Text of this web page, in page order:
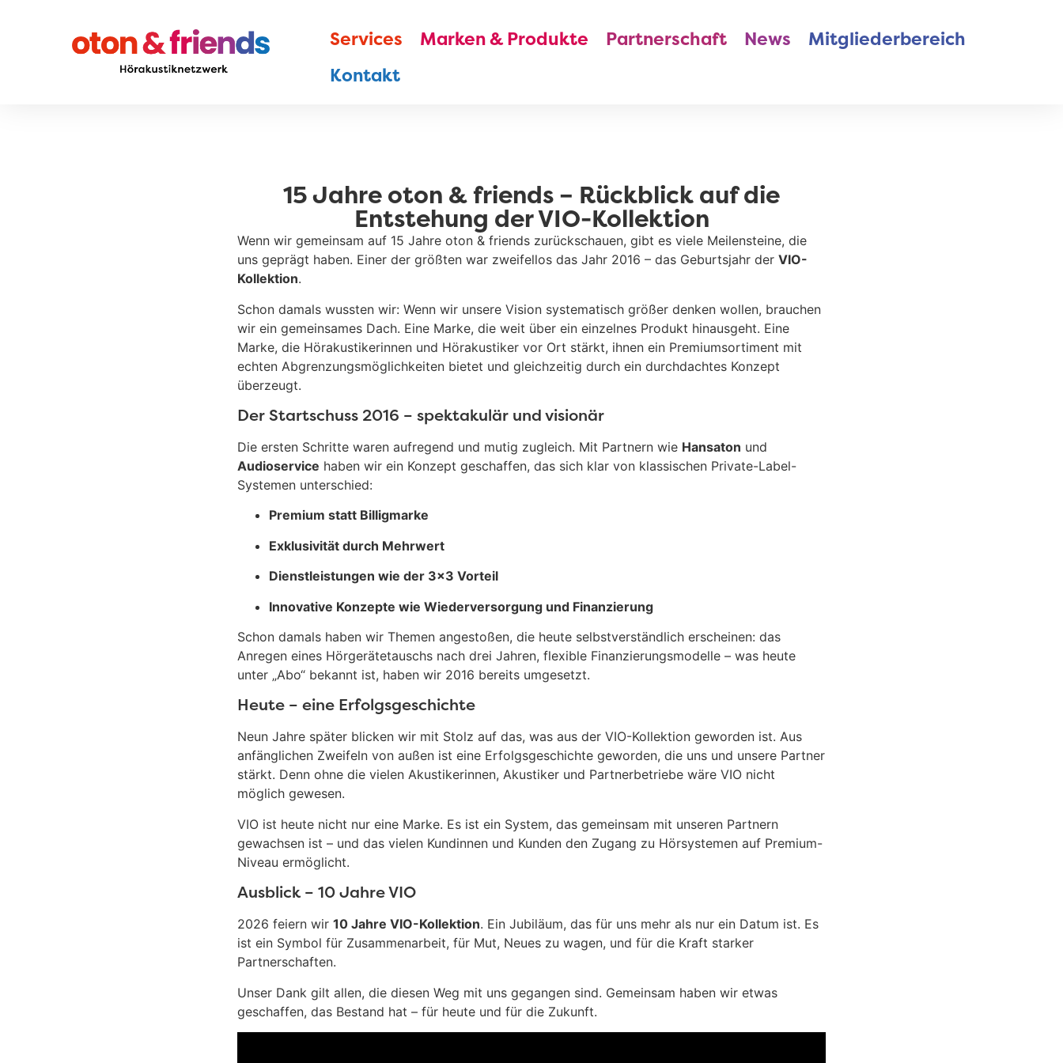
Services Marken & Produkte Partnerschaft News
Mitgliederbereich
Kontakt
15 Jahre oton & friends – Rückblick auf die
Entstehung der VIO-Kollektion
Wenn wir gemeinsam auf 15 Jahre oton & friends zurückschauen, gibt es viele Meilensteine, die
uns geprägt haben. Einer der größten war zweifellos das Jahr 2016 – das Geburtsjahr der VIO-
Kollektion.
Schon damals wussten wir: Wenn wir unsere Vision systematisch größer denken wollen, brauchen
wir ein gemeinsames Dach. Eine Marke, die weit über ein einzelnes Produkt hinausgeht. Eine
Marke, die Hörakustikerinnen und Hörakustiker vor Ort stärkt, ihnen ein Premiumsortiment mit
echten Abgrenzungsmöglichkeiten bietet und gleichzeitig durch ein durchdachtes Konzept
überzeugt.
Der Startschuss 2016 – spektakulär und visionär
Die ersten Schritte waren aufregend und mutig zugleich. Mit Partnern wie Hansaton und
Audioservice haben wir ein Konzept geschaffen, das sich klar von klassischen Private-Label-
Systemen unterschied:
Premium statt Billigmarke
Exklusivität durch Mehrwert
Dienstleistungen wie der 3×3 Vorteil
Innovative Konzepte wie Wiederversorgung und Finanzierung
Schon damals haben wir Themen angestoßen, die heute selbstverständlich erscheinen: das
Anregen eines Hörgerätetauschs nach drei Jahren, flexible Finanzierungsmodelle – was heute
unter „Abo“ bekannt ist, haben wir 2016 bereits umgesetzt.
Heute – eine Erfolgsgeschichte
Neun Jahre später blicken wir mit Stolz auf das, was aus der VIO-Kollektion geworden ist. Aus
anfänglichen Zweifeln von außen ist eine Erfolgsgeschichte geworden, die uns und unsere Partner
stärkt. Denn ohne die vielen Akustikerinnen, Akustiker und Partnerbetriebe wäre VIO nicht
möglich gewesen.
VIO ist heute nicht nur eine Marke. Es ist ein System, das gemeinsam mit unseren Partnern
gewachsen ist – und das vielen Kundinnen und Kunden den Zugang zu Hörsystemen auf Premium-
Niveau ermöglicht.
Ausblick – 10 Jahre VIO
2026 feiern wir 10 Jahre VIO-Kollektion. Ein Jubiläum, das für uns mehr als nur ein Datum ist. Es
ist ein Symbol für Zusammenarbeit, für Mut, Neues zu wagen, und für die Kraft starker
Partnerschaften.
Unser Dank gilt allen, die diesen Weg mit uns gegangen sind. Gemeinsam haben wir etwas
geschaffen, das Bestand hat – für heute und für die Zukunft.